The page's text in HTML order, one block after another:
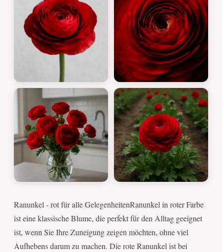
Ranunkel - rot für alle GelegenheitenRanunkel in roter Farbe
ist eine klassische Blume, die perfekt für den Alltag geeignet
ist, wenn Sie Ihre Zuneigung zeigen möchten, ohne viel
Aufhebens darum zu machen. Die rote Ranunkel ist bei